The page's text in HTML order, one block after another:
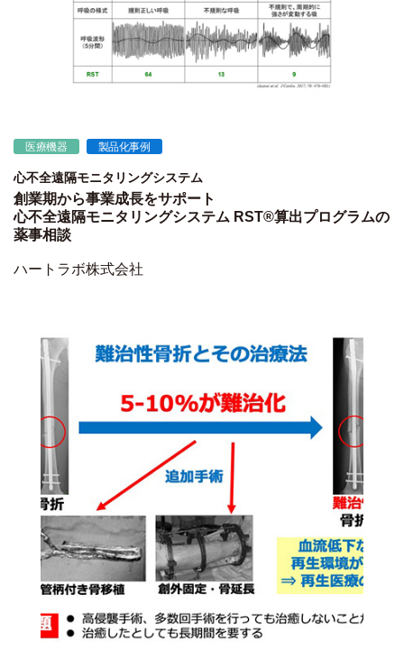
医療機器 製品化事例
心不全遠隔モニタリングシステム
創業期から事業成長をサポート
心不全遠隔モニタリングシステム RST®算出プログラムの
薬事相談
ハートラボ株式会社